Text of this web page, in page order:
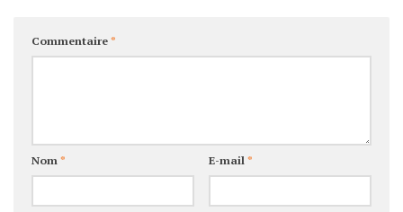
Commentaire*
Nom* E-mail*